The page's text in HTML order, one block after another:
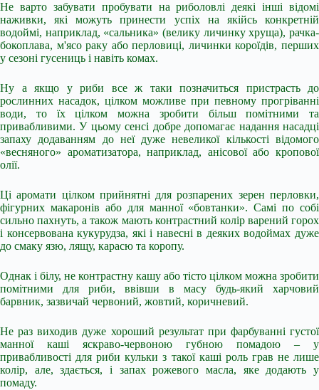
Не варто забувати пробувати на риболовлі деякі інші відомі
наживки, які можуть принести успіх на якійсь конкретній
водоймі, наприклад, «сальника» (велику личинку хруща), рачка-
бокоплава, м'ясо раку або перловиці, личинки короїдів, перших
у сезоні гусениць і навіть комах.
Ну а якщо у риби все ж таки позначиться пристрасть до
рослинних насадок, цілком можливе при певному прогріванні
води, то їх цілком можна зробити більш помітними та
привабливими. У цьому сенсі добре допомагає надання насадці
запаху додаванням до неї дуже невеликої кількості відомого
«весняного» ароматизатора, наприклад, анісової або кропової
олії.
Ці аромати цілком прийнятні для розпарених зерен перловки,
фігурних макаронів або для манної «бовтанки». Самі по собі
сильно пахнуть, а також мають контрастний колір варений горох
і консервована кукурудза, які і навесні в деяких водоймах дуже
до смаку язю, лящу, карасю та коропу.
Однак і білу, не контрастну кашу або тісто цілком можна зробити
помітними для риби, ввівши в масу будь-який харчовий
барвник, зазвичай червоний, жовтий, коричневий.
Не раз виходив дуже хороший результат при фарбуванні густої
манної каші яскраво-червоною губною помадою – у
привабливості для риби кульки з такої каші роль грав не лише
колір, але, здається, і запах рожевого масла, яке додають у
помаду.